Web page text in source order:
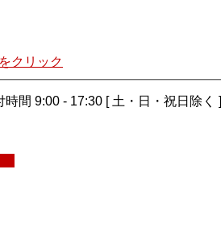
クリック
時間 9:00 - 17:30 [ 土・日・祝日除く ]